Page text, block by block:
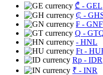
₾ - GEL
₵ -
₣ - GNF
Q -
- HNL
Ft -
Rp - IDR
₹ - INR